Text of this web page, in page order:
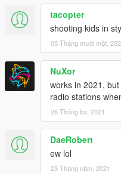
tacopter
shooting kids in
05 Tháng mười một,
NuXor
works in 2021,
radio stations
26 Tháng ba, 2021
DaeRobert
ew lol
23 Tháng năm, 2021